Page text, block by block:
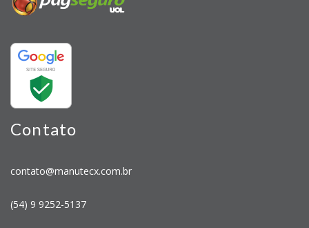
Contato
contato@manutecx.com.br
(54) 9 9252-5137